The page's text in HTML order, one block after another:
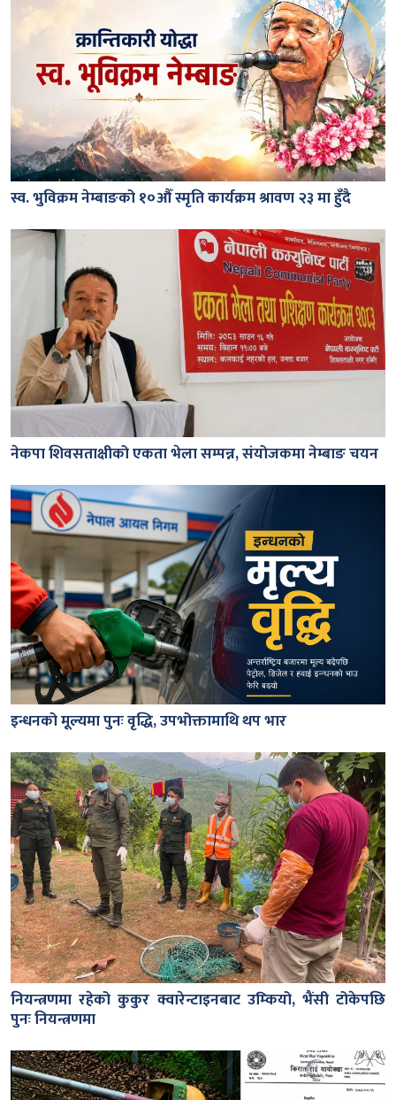
स्व. भुविक्रम नेम्बाङको १०औँ स्मृति कार्यक्रम श्रावण २३ मा हुँदै
नेकपा शिवसताक्षीको एकता भेला सम्पन्न, संयोजकमा नेम्बाङ चयन
इन्धनको मूल्यमा पुनः वृद्धि, उपभोक्तामाथि थप भार
नियन्त्रणमा रहेको कुकुर क्वारेन्टाइनबाट उम्कियो, भैंसी टोकेपछि
पुनः नियन्त्रणमा